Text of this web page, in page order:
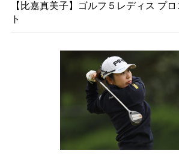
【比嘉真美子】ゴルフ５レディス プ
ト